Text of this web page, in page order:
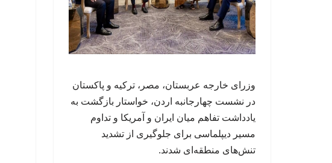
وزرای خارجه عربستان، مصر، ترکیه و پاکستان
در نشست چهارجانبه اردن، خواستار بازگشت به
یادداشت تفاهم میان ایران و آمریکا و تداوم
مسیر دیپلماسی برای جلوگیری از تشدید
تنش‌های منطقه‌ای شدند.